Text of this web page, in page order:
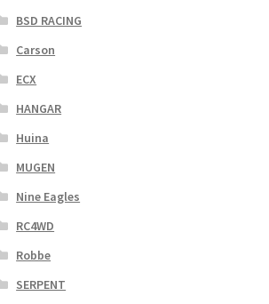
BSD RACING
Carson
ECX
HANGAR
Huina
MUGEN
Nine Eagles
RC4WD
Robbe
SERPENT